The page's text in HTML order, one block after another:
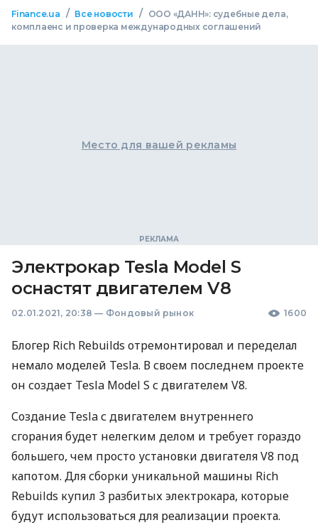
Finance.ua / Все новости /
ООО «ДАНН»: судебные дела,
комплаенс и проверка международных соглашений
Место для вашей рекламы
Электрокар Tesla Model S
оснастят двигателем V8
02.01.2021, 20:38 — Фондовый рынок 1600
Блогер Rich Rebuilds отремонтировал и переделал
немало моделей Tesla. В своем последнем проекте
он создает Tesla Model S с двигателем V8.
Создание Tesla с двигателем внутреннего
сгорания будет нелегким делом и требует гораздо
большего, чем просто установки двигателя V8 под
капотом. Для сборки уникальной машины Rich
Rebuilds купил 3 разбитых электрокара, которые
будут использоваться для реализации проекта.